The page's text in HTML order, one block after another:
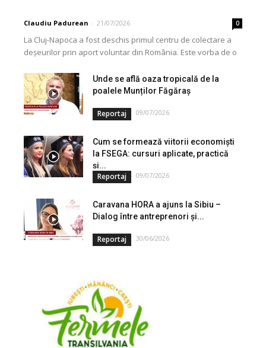
Claudiu Padurean - 21/07/2026 0
La Cluj-Napoca a fost deschis primul centru de colectare a
deșeurilor prin aport voluntar din România. Este vorba de o
Unde se află oaza tropicală de la
poalele Munților Făgăraș
Reportaj 09/07/2026
Cum se formează viitorii economiști
la FSEGA: cursuri aplicate, practică
și...
Reportaj 09/07/2026
Caravana HORA a ajuns la Sibiu –
Dialog între antreprenori și...
Reportaj 30/06/2026